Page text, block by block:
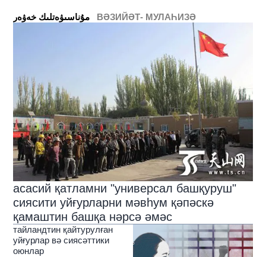
ВӘЗИЙӘТ- МУЛАҺИЗӘ
асасий қатламни "универсал башқуруш"
сиясити уйғурларни мәвһум қәпәскә
қамаштин башқа нәрсә әмәс
тайландтин қайтурулған
уйғурлар вә сиясәттики
оюнлар